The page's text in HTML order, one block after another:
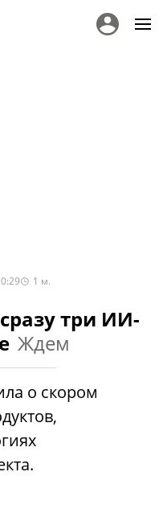
1 м.
три ИИ-
Ждем
о скором